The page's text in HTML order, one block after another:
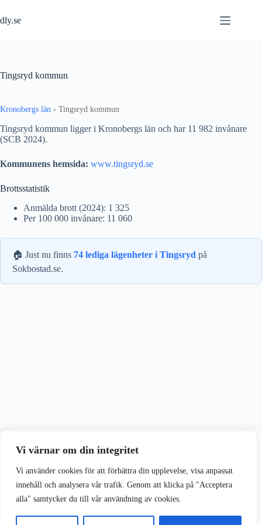
Vi värnar om din integritet
Vi använder cookies för att förbättra din upplevelse, visa anpassat
innehåll och analysera vår trafik. Genom att klicka på "Acceptera
alla" samtycker du till vår användning av cookies.
Vi använder cookies för att förbättra din upplevelse på vår webbplats.
Acceptera alla
till
innehåll
dly.se
Tingsryd kommun
Kronobergs län › Tingsryd kommun
Tingsryd kommun ligger i Kronobergs län och har 11 982 invånare
(SCB 2024).
Kommunens hemsida: www.tingsryd.se
Brottsstatistik
Anmälda brott (2024): 1 325
Per 100 000 invånare: 11 060
🏠 Just nu finns 74 lediga lägenheter i Tingsryd på
Sokbostad.se.